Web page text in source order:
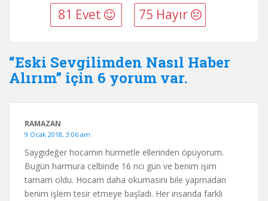
81 Evet 75 Hayır
“Eski Sevgilimden Nasıl Haber
Alırım” için 6 yorum var.
RAMAZAN
9 Ocak 2018, 3:06 am
Saygıdeğer hocamın hürmetle ellerinden öpüyorum.
Bugün harmura celbinde 16 ncı gün ve benim işim
tamam oldu. Hocam daha okumasını bile yapmadan
benim işlem tesir etmeye başladı. Her insanda farklı